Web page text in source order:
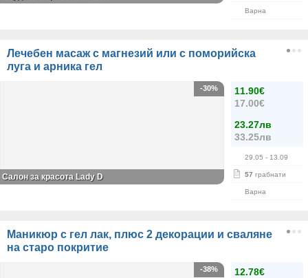
Варна
Лечебен масаж с магнезий или с поморийска
луга и арника гел
11.90€
17.00€
23.27лв
33.25лв
29.05 - 13.09
57 грабнати
Варна
-30%
Салон за красота Lady D
Маникюр с гел лак, плюс 2 декорации и сваляне
на старо покритие
12.78€
-38%